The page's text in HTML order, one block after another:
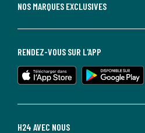
NOS MARQUES EXCLUSIVES
H24 AVEC NOUS
RENDEZ-VOUS SUR L'APP